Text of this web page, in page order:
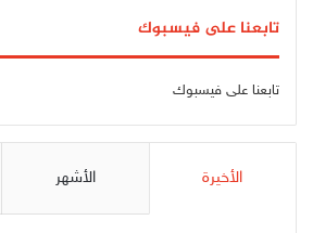
تابعنا على فيسبوك
تابعنا على فيسبوك
الأخيرة الأشهر